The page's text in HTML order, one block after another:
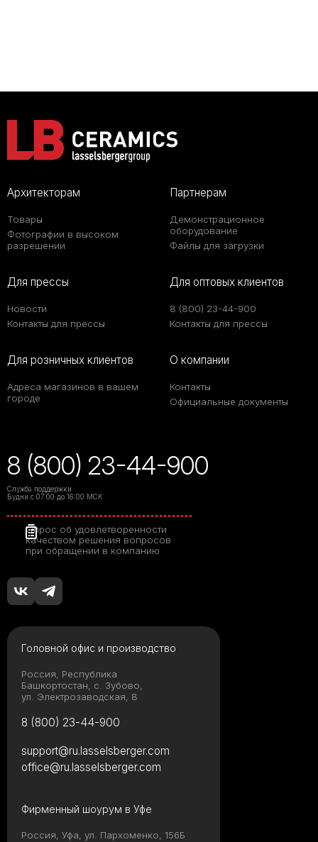
Архитекторам
Товары
Фотографии в высоком
разрешении
Партнерам
Демонстрационное
оборудование
Файлы для загрузки
Для прессы
Новости
Контакты для прессы
Для оптовых клиентов
8 (800) 23-44-900
Контакты для прессы
Для розничных клиентов
Адреса магазинов в вашем
городе
О компании
Контакты
Официальные документы
8 (800) 23-44-900
Служба поддержки
Будни с 07:00 до 16:00 МСК
Опрос об удовлетворенности
качеством решения вопросов
при обращении в компанию
Головной офис и производство
Россия, Республика
Башкортостан, с. Зубово,
ул. Электрозаводская, 8
8 (800) 23-44-900
Фирменный шоурум в Уфе
Россия, Уфа, ул. Пархоменко, 156Б
support@ru.lasselsberger.com
office@ru.lasselsberger.com